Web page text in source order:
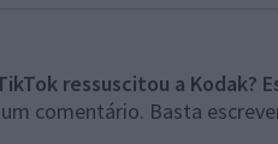
ressuscitou a Kodak?
comentário. Basta